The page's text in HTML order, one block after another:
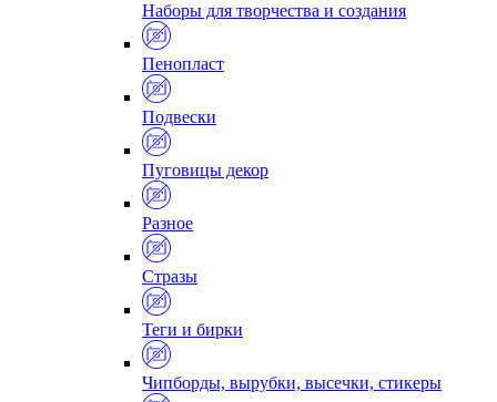
Наборы для творчества и создания
Пенопласт
Подвески
Пуговицы декор
Разное
Стразы
Теги и бирки
Чипборды, вырубки, высечки, стикеры